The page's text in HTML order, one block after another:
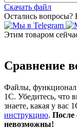
Скачать файл
Остались вопросы?
Этим товаром
Сравнение
Файлы, функционал
1С. Убедитесь, что
знаете, какая у
инструкцию. После
невозможны!